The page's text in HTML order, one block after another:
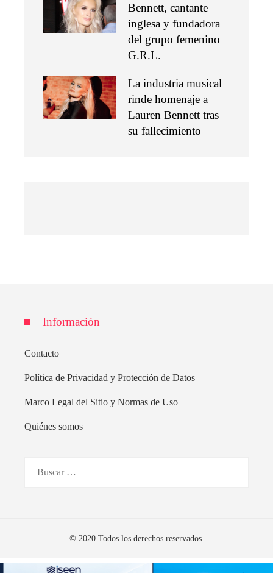
Bennett, cantante
inglesa y fundadora
del grupo femenino
G.R.L.
La industria musical
rinde homenaje a
Lauren Bennett tras
su fallecimiento
Información
Contacto
Política de Privacidad y Protección de Datos
Marco Legal del Sitio y Normas de Uso
Quiénes somos
© 2020 Todos los derechos reservados.